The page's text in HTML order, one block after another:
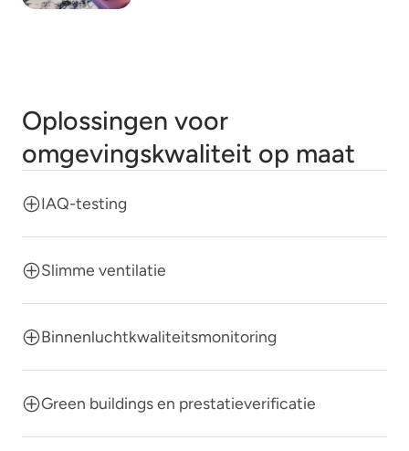
Oplossingen voor
omgevingskwaliteit op maat
IAQ-testing
Slimme ventilatie
Binnenluchtkwaliteitsmonitoring
Green buildings en prestatieverificatie